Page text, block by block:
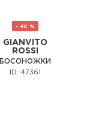
- 40 %
GIANVITO
ROSSI
БОСОНОЖКИ
ID: 47361